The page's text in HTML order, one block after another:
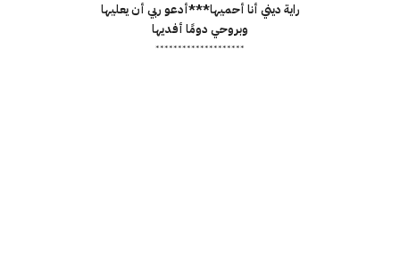
راية ديني أنا أحميها***أدعو ربي أن يعليها
وبروحي دومًا أفديها
********************